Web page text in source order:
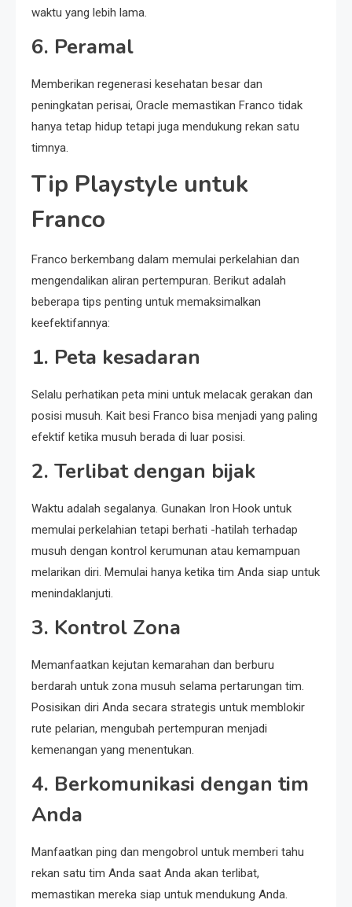
waktu yang lebih lama.
6. Peramal
Memberikan regenerasi kesehatan besar dan
peningkatan perisai, Oracle memastikan Franco tidak
hanya tetap hidup tetapi juga mendukung rekan satu
timnya.
Tip Playstyle untuk
Franco
Franco berkembang dalam memulai perkelahian dan
mengendalikan aliran pertempuran. Berikut adalah
beberapa tips penting untuk memaksimalkan
keefektifannya:
1. Peta kesadaran
Selalu perhatikan peta mini untuk melacak gerakan dan
posisi musuh. Kait besi Franco bisa menjadi yang paling
efektif ketika musuh berada di luar posisi.
2. Terlibat dengan bijak
Waktu adalah segalanya. Gunakan Iron Hook untuk
memulai perkelahian tetapi berhati -hatilah terhadap
musuh dengan kontrol kerumunan atau kemampuan
melarikan diri. Memulai hanya ketika tim Anda siap untuk
menindaklanjuti.
3. Kontrol Zona
Memanfaatkan kejutan kemarahan dan berburu
berdarah untuk zona musuh selama pertarungan tim.
Posisikan diri Anda secara strategis untuk memblokir
rute pelarian, mengubah pertempuran menjadi
kemenangan yang menentukan.
4. Berkomunikasi dengan tim
Anda
Manfaatkan ping dan mengobrol untuk memberi tahu
rekan satu tim Anda saat Anda akan terlibat,
memastikan mereka siap untuk mendukung Anda.